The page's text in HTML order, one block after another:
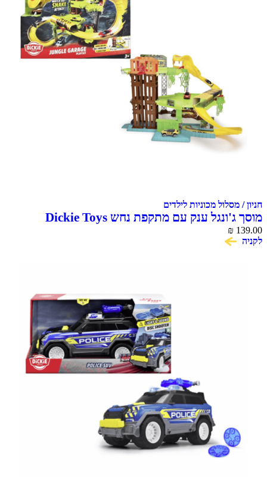
חניון / מסלול מכוניות לילדים
מוסך ג'ונגל ענק עם מתקפת נחש Dickie Toys
₪ 139.00
לקניה